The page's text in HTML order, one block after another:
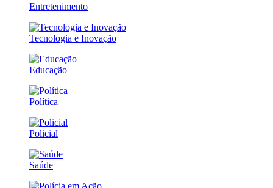
Entretenimento
Tecnologia e Inovação
Educação
Política
Policial
Saúde